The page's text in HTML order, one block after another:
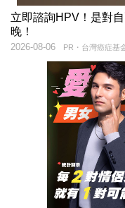
立即諮詢HPV！是對
晚！
PR・台灣癌症基
2026-08-06